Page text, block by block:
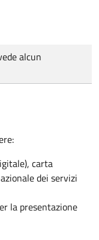
alcun
carta
dei servizi
la presentazione